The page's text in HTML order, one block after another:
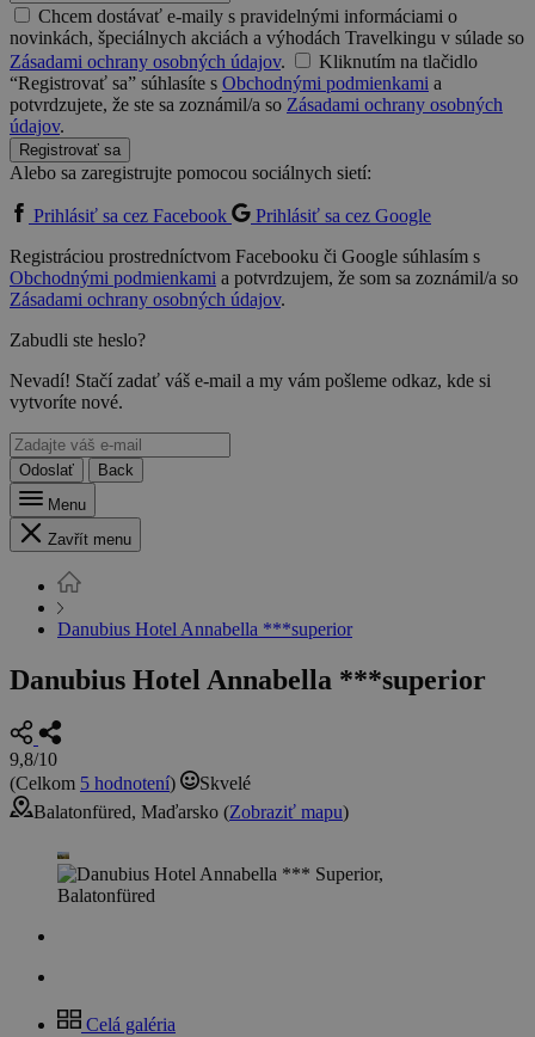
Chcem dostávať e-maily s pravidelnými informáciami o
novinkách, špeciálnych akciách a výhodách Travelkingu v súlade so
Zásadami ochrany osobných údajov.
Kliknutím na tlačidlo
“Registrovať sa” súhlasíte s Obchodnými podmienkami a
potvrdzujete, že ste sa zoznámil/a so Zásadami ochrany osobných
údajov.
Registrovať sa
Alebo sa zaregistrujte pomocou sociálnych sietí:
Prihlásiť sa cez Facebook
Prihlásiť sa cez Google
Registráciou prostredníctvom Facebooku či Google súhlasím s
Obchodnými podmienkami a potvrdzujem, že som sa zoznámil/a so
Zásadami ochrany osobných údajov.
Zabudli ste heslo?
Nevadí! Stačí zadať váš e-mail a my vám pošleme odkaz, kde si
vytvoríte nové.
Odoslať
Back
Menu
Zavřít menu
Danubius Hotel Annabella ***superior
Danubius Hotel Annabella ***superior
9,8/10
(Celkom 5 hodnotení)
Skvelé
Balatonfüred, Maďarsko (Zobraziť mapu)
Celá galéria